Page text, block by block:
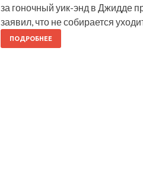
за гоночный уик-энд в Джидде
заявил, что не собирается
ПОДРОБНЕЕ